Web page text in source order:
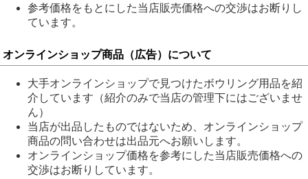
参考価格をもとにした当店販売価格への交渉はお断りし
ています。
オンラインショップ商品（広告）について
大手オンラインショップで見つけたボウリング用品を紹
介しています（紹介のみで当店の管理下にはございませ
ん）
当店が出品したものではないため、オンラインショップ
商品の問い合わせは出品元へお願いします。
オンラインショップ価格を参考にした当店販売価格への
交渉はお断りしています。